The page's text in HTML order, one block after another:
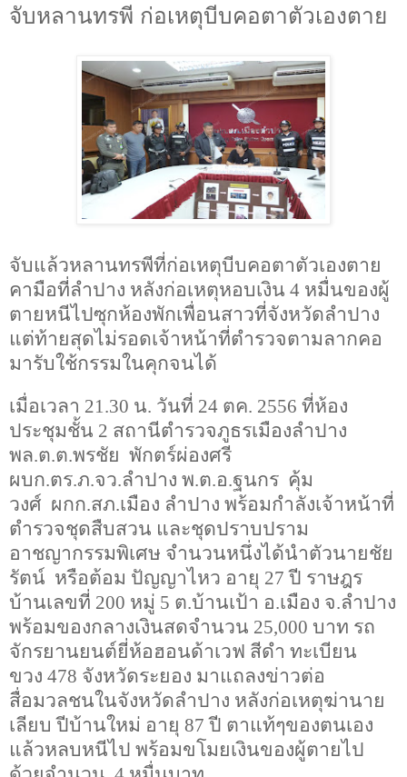
จับหลานทรพี ก่อเหตุบีบคอตาตัวเองตาย
จับแล้วหลานทรพีที่ก่อเหตุบีบคอตาตัวเองตาย
คามือที่ลำปาง หลังก่อเหตุหอบเงิน 4 หมื่นของผู้
ตายหนีไปซุกห้องพักเพื่อนสาวที่จังหวัดลำปาง
แต่ท้ายสุดไม่รอดเจ้าหน้าที่ตำรวจตามลากคอ
มารับใช้กรรมในคุกจนได้
เมื่อเวลา 21.30 น. วันที่ 24 ตค. 2556 ที่ห้อง
ประชุมชั้น 2 สถานีตำรวจภูธรเมืองลำปาง
พล.ต.ต.พรชัย พักตร์ผ่องศรี
ผบก.ตร.ภ.จว.ลำปาง พ.ต.อ.ฐนกร คุ้ม
วงศ์ ผกก.สภ.เมือง ลำปาง พร้อมกำลังเจ้าหน้าที่
ตำรวจชุดสืบสวน และชุดปราบปราม
อาชญากรรมพิเศษ จำนวนหนึ่งได้นำตัวนายชัย
รัตน์ หรือต้อม ปัญญาไหว อายุ 27ปี ราษฎร
บ้านเลขที่ 200 หมู่ 5 ต.บ้านเป้า อ.เมือง จ.ลำปาง
พร้อมของกลางเงินสดจำนวน 25,000 บาท รถ
จักรยานยนต์ยี่ห้อฮอนด้าเวฟ สีดำ ทะเบียน
ขวง 478 จังหวัดระยอง มาแถลงข่าวต่อ
สื่อมวลชนในจังหวัดลำปาง หลังก่อเหตุฆ่านาย
เลียบ ปีบ้านใหม่ อายุ 87 ปี ตาแท้ๆของตนเอง
แล้วหลบหนีไป พร้อมขโมยเงินของผู้ตายไป